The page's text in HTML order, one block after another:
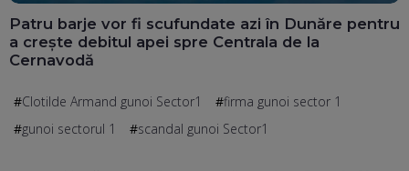
Patru barje vor fi scufundate azi în Dunăre pentru
a crește debitul apei spre Centrala de la
Cernavodă
Clotilde Armand gunoi Sector1
firma gunoi sector 1
gunoi sectorul 1
scandal gunoi Sector1